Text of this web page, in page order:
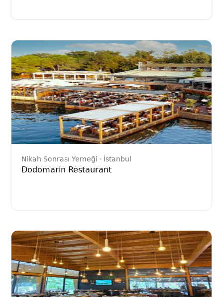
Nikah Sonrası Yemeği İstanbul
Dodomarin Restaurant